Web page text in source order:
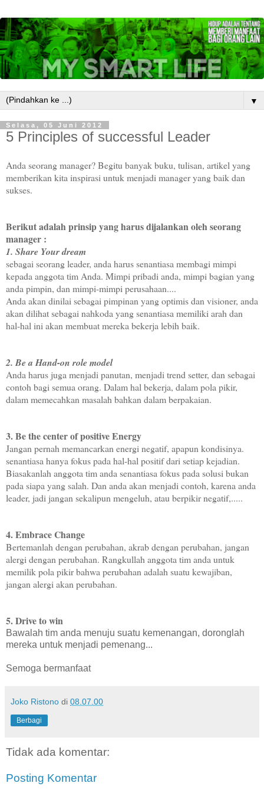
▼
Selasa, 05 Juni 2012
5 Principles of successful Leader
Anda seorang manager? Begitu banyak buku, tulisan, artikel yang
memberikan kita inspirasi untuk menjadi manager yang baik dan
sukses.
Berikut adalah prinsip yang harus dijalankan oleh seorang
manager :
1. Share Your dream
sebagai seorang leader, anda harus senantiasa membagi mimpi
kepada anggota tim Anda. Mimpi pribadi anda, mimpi bagian yang
anda pimpin, dan mimpi-mimpi perusahaan....
Anda akan dinilai sebagai pimpinan yang optimis dan visioner, anda
akan dilihat sebagai nahkoda yang senantiasa memiliki arah dan
hal-hal ini akan membuat mereka bekerja lebih baik.
2. Be a Hand-on role model
Anda harus juga menjadi panutan, menjadi trend setter, dan sebagai
contoh bagi semua orang. Dalam hal bekerja, dalam pola pikir,
dalam memecahkan masalah bahkan dalam berpakaian.
3. Bethecenterofpositive Energy
Jangan pernah memancarkan energi negatif, apapun kondisinya.
senantiasa hanya fokus pada hal-hal positif dari setiap kejadian.
Biasakanlah anggota tim anda senantiasa fokus pada solusi bukan
pada siapa yang salah. Dan anda akan menjadi contoh, karena anda
leader, jadi jangan sekalipun mengeluh, atau berpikir negatif,.....
4. Embrace Change
Bertemanlah dengan perubahan, akrab dengan perubahan, jangan
alergi dengan perubahan. Rangkullah anggota tim anda untuk
memilik pola pikir bahwa perubahan adalah suatu kewajiban,
jangan alergi akan perubahan.
5. Drive to win
Bawalah tim anda menuju suatu kemenangan, doronglah
mereka untuk menjadi pemenang...
Semoga bermanfaat
Joko Ristono di 08.07.00
Berbagi
Tidak ada komentar:
Posting Komentar